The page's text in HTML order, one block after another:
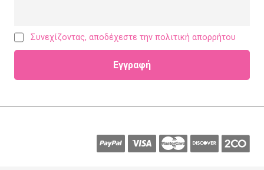
Συνεχίζοντας, αποδέχεστε την πολιτική απορρήτου